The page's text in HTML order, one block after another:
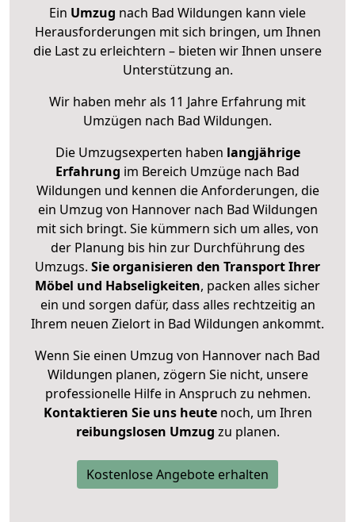
Ein Umzug nach Bad Wildungen kann viele
Herausforderungen mit sich bringen, um Ihnen
die Last zu erleichtern – bieten wir Ihnen unsere
Unterstützung an.
Wir haben mehr als 11 Jahre Erfahrung mit
Umzügen nach Bad Wildungen.
Die Umzugsexperten haben langjährige
Erfahrung im Bereich Umzüge nach Bad
Wildungen und kennen die Anforderungen, die
ein Umzug von Hannover nach Bad Wildungen
mit sich bringt. Sie kümmern sich um alles, von
der Planung bis hin zur Durchführung des
Umzugs. Sie organisieren den Transport Ihrer
Möbel und Habseligkeiten, packen alles sicher
ein und sorgen dafür, dass alles rechtzeitig an
Ihrem neuen Zielort in Bad Wildungen ankommt.
Wenn Sie einen Umzug von Hannover nach Bad
Wildungen planen, zögern Sie nicht, unsere
professionelle Hilfe in Anspruch zu nehmen.
Kontaktieren Sie uns heutenoch, um Ihren
reibungslosen Umzug zu planen.
Kostenlose Angebote erhalten